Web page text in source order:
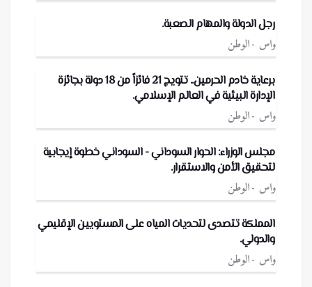
رجل الدولة والمهام الصعبة.
واس الوطن
برعاية خادم الحرمين.. تتويج 21 فائزاً من 18 دولة بجائزة
الإدارة البيئية في العالم الإسلامي.
واس الوطن
مجلس الوزراء: الحوار السوداني - السوداني خطوة إيجابية
لتحقيق الأمن والاستقرار.
واس الوطن
المملكة تتصدى لتحديات المياه على المستويين الإقليمي
والدولي.
واس الوطن